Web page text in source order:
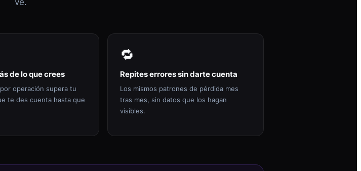
ve.
de lo que crees
operación supera tu
te des cuenta hasta que
🔁
Repites errores sin darte cuenta
Los mismos patrones de pérdida mes
tras mes, sin datos que los hagan
visibles.